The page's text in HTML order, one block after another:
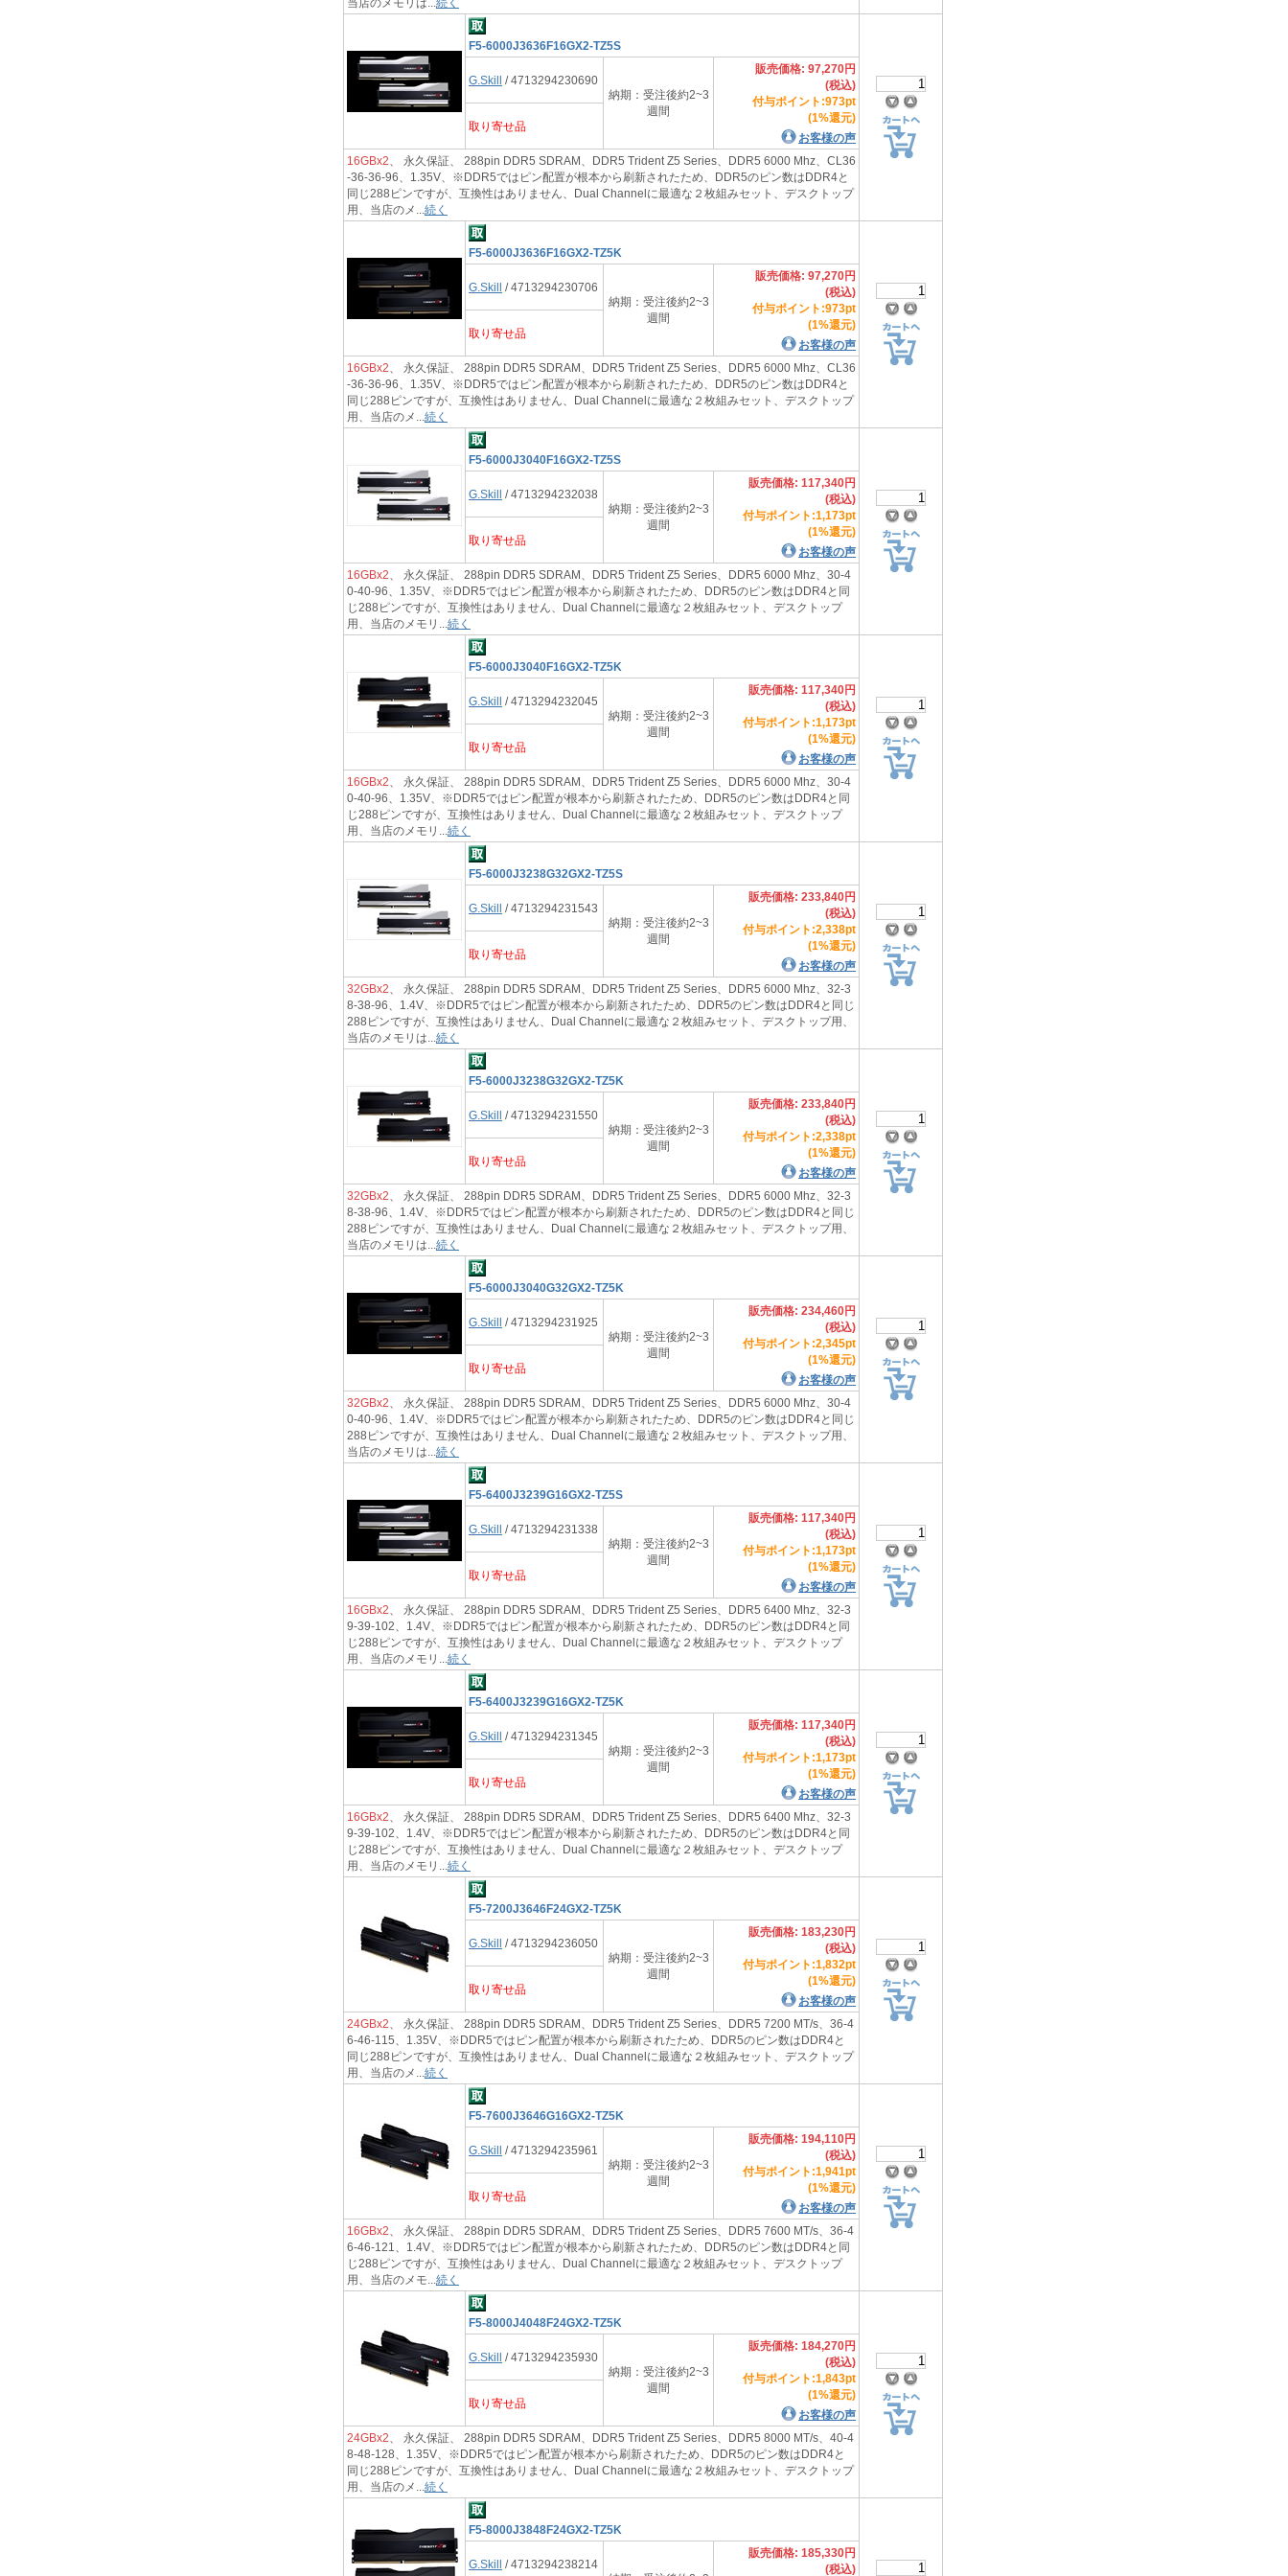
F5-6000J3636F16GX2-TZ5S
G.Skill / 4713294230690
納期：受注後約2~3
週間
販売価格: 97,270円
(税込)
付与ポイント:973pt
(1%還元)
お客様の声
取り寄せ品
16GBx2 、 永久保証、 288pin DDR5 SDRAM、DDR5 Trident Z5 Series、DDR5 6000 Mhz、CL36
-36-36-96、1.35V、※DDR5ではピン配置が根本から刷新されたため、DDR5のピン数はDDR4と
同じ288ピンですが、互換性はありません、Dual Channelに最適な２枚組みセット、デスクトップ
用、当店のメ... 続く
F5-6000J3636F16GX2-TZ5K
G.Skill / 4713294230706
納期：受注後約2~3
週間
販売価格: 97,270円
(税込)
付与ポイント:973pt
(1%還元)
お客様の声
取り寄せ品
16GBx2 、 永久保証、 288pin DDR5 SDRAM、DDR5 Trident Z5 Series、DDR5 6000 Mhz、CL36
-36-36-96、1.35V、※DDR5ではピン配置が根本から刷新されたため、DDR5のピン数はDDR4と
同じ288ピンですが、互換性はありません、Dual Channelに最適な２枚組みセット、デスクトップ
用、当店のメ... 続く
F5-6000J3040F16GX2-TZ5S
G.Skill / 4713294232038
納期：受注後約2~3
週間
販売価格: 117,340円
(税込)
付与ポイント:1,173pt
(1%還元)
お客様の声
取り寄せ品
16GBx2 、 永久保証、 288pin DDR5 SDRAM、DDR5 Trident Z5 Series、DDR5 6000 Mhz、30-4
0-40-96、1.35V、※DDR5ではピン配置が根本から刷新されたため、DDR5のピン数はDDR4と同
じ288ピンですが、互換性はありません、Dual Channelに最適な２枚組みセット、デスクトップ
用、当店のメモリ... 続く
F5-6000J3040F16GX2-TZ5K
G.Skill / 4713294232045
納期：受注後約2~3
週間
販売価格: 117,340円
(税込)
付与ポイント:1,173pt
(1%還元)
お客様の声
取り寄せ品
16GBx2 、 永久保証、 288pin DDR5 SDRAM、DDR5 Trident Z5 Series、DDR5 6000 Mhz、30-4
0-40-96、1.35V、※DDR5ではピン配置が根本から刷新されたため、DDR5のピン数はDDR4と同
じ288ピンですが、互換性はありません、Dual Channelに最適な２枚組みセット、デスクトップ
用、当店のメモリ... 続く
F5-6000J3238G32GX2-TZ5S
G.Skill / 4713294231543
納期：受注後約2~3
週間
販売価格: 233,840円
(税込)
付与ポイント:2,338pt
(1%還元)
お客様の声
取り寄せ品
32GBx2 、 永久保証、 288pin DDR5 SDRAM、DDR5 Trident Z5 Series、DDR5 6000 Mhz、32-3
8-38-96、1.4V、※DDR5ではピン配置が根本から刷新されたため、DDR5のピン数はDDR4と同じ
288ピンですが、互換性はありません、Dual Channelに最適な２枚組みセット、デスクトップ用、
当店のメモリは... 続く
F5-6000J3238G32GX2-TZ5K
G.Skill / 4713294231550
納期：受注後約2~3
週間
販売価格: 233,840円
(税込)
付与ポイント:2,338pt
(1%還元)
お客様の声
取り寄せ品
32GBx2 、 永久保証、 288pin DDR5 SDRAM、DDR5 Trident Z5 Series、DDR5 6000 Mhz、32-3
8-38-96、1.4V、※DDR5ではピン配置が根本から刷新されたため、DDR5のピン数はDDR4と同じ
288ピンですが、互換性はありません、Dual Channelに最適な２枚組みセット、デスクトップ用、
当店のメモリは... 続く
F5-6000J3040G32GX2-TZ5K
G.Skill / 4713294231925
納期：受注後約2~3
週間
販売価格: 234,460円
(税込)
付与ポイント:2,345pt
(1%還元)
お客様の声
取り寄せ品
32GBx2 、 永久保証、 288pin DDR5 SDRAM、DDR5 Trident Z5 Series、DDR5 6000 Mhz、30-4
0-40-96、1.4V、※DDR5ではピン配置が根本から刷新されたため、DDR5のピン数はDDR4と同じ
288ピンですが、互換性はありません、Dual Channelに最適な２枚組みセット、デスクトップ用、
当店のメモリは... 続く
F5-6400J3239G16GX2-TZ5S
G.Skill / 4713294231338
納期：受注後約2~3
週間
販売価格: 117,340円
(税込)
付与ポイント:1,173pt
(1%還元)
お客様の声
取り寄せ品
16GBx2 、 永久保証、 288pin DDR5 SDRAM、DDR5 Trident Z5 Series、DDR5 6400 Mhz、32-3
9-39-102、1.4V、※DDR5ではピン配置が根本から刷新されたため、DDR5のピン数はDDR4と同
じ288ピンですが、互換性はありません、Dual Channelに最適な２枚組みセット、デスクトップ
用、当店のメモリ... 続く
F5-6400J3239G16GX2-TZ5K
G.Skill / 4713294231345
納期：受注後約2~3
週間
販売価格: 117,340円
(税込)
付与ポイント:1,173pt
(1%還元)
お客様の声
取り寄せ品
16GBx2 、 永久保証、 288pin DDR5 SDRAM、DDR5 Trident Z5 Series、DDR5 6400 Mhz、32-3
9-39-102、1.4V、※DDR5ではピン配置が根本から刷新されたため、DDR5のピン数はDDR4と同
じ288ピンですが、互換性はありません、Dual Channelに最適な２枚組みセット、デスクトップ
用、当店のメモリ... 続く
F5-7200J3646F24GX2-TZ5K
G.Skill / 4713294236050
納期：受注後約2~3
週間
販売価格: 183,230円
(税込)
付与ポイント:1,832pt
(1%還元)
お客様の声
取り寄せ品
24GBx2 、 永久保証、 288pin DDR5 SDRAM、DDR5 Trident Z5 Series、DDR5 7200 MT/s、36-4
6-46-115、1.35V、※DDR5ではピン配置が根本から刷新されたため、DDR5のピン数はDDR4と
同じ288ピンですが、互換性はありません、Dual Channelに最適な２枚組みセット、デスクトップ
用、当店のメ... 続く
F5-7600J3646G16GX2-TZ5K
G.Skill / 4713294235961
納期：受注後約2~3
週間
販売価格: 194,110円
(税込)
付与ポイント:1,941pt
(1%還元)
お客様の声
取り寄せ品
16GBx2 、 永久保証、 288pin DDR5 SDRAM、DDR5 Trident Z5 Series、DDR5 7600 MT/s、36-4
6-46-121、1.4V、※DDR5ではピン配置が根本から刷新されたため、DDR5のピン数はDDR4と同
じ288ピンですが、互換性はありません、Dual Channelに最適な２枚組みセット、デスクトップ
用、当店のメモ... 続く
F5-8000J4048F24GX2-TZ5K
G.Skill / 4713294235930
納期：受注後約2~3
週間
販売価格: 184,270円
(税込)
付与ポイント:1,843pt
(1%還元)
お客様の声
取り寄せ品
24GBx2 、 永久保証、 288pin DDR5 SDRAM、DDR5 Trident Z5 Series、DDR5 8000 MT/s、40-4
8-48-128、1.35V、※DDR5ではピン配置が根本から刷新されたため、DDR5のピン数はDDR4と
同じ288ピンですが、互換性はありません、Dual Channelに最適な２枚組みセット、デスクトップ
用、当店のメ... 続く
F5-8000J3848F24GX2-TZ5K
G.Skill / 4713294238214
販売価格: 185,330円
(税込)